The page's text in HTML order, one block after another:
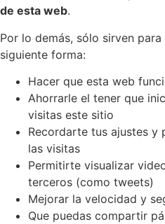
de esta web.
Por lo demás, sólo sirven
siguiente forma:
Hacer que esta web
Ahorrarle el tener que
visitas este sitio
Recordarte tus ajustes y
las visitas
Permitirte visualizar
terceros (como tweets)
Mejorar la velocidad y
Que puedas compartir